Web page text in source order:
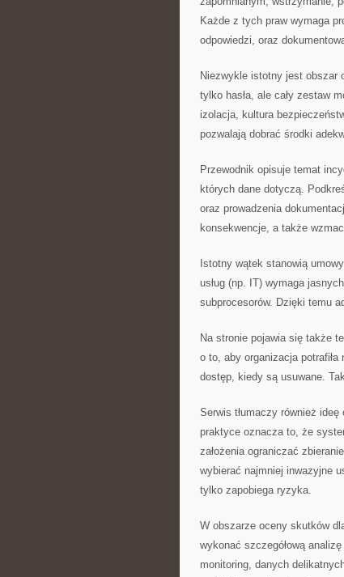
Każde z tych praw wymaga
odpowiedzi, oraz
Niezwykle istotny jest obszar
tylko hasła, ale cały zestaw
izolacja, kultura
pozwalają dobrać środki
Przewodnik opisuje temat
których dane dotyczą.
oraz prowadzenia
konsekwencje, a także
Istotny wątek stanowią
usług (np. IT) wymaga
subprocesorów. Dzięki temu
Na stronie pojawia się także
o to, aby organizacja
dostęp, kiedy są usuwane.
Serwis tłumaczy również
praktyce oznacza to, że
założenia ograniczać
wybierać najmniej inwazyjne
tylko zapobiega ryzyka.
W obszarze oceny skutków
wykonać szczegółową
monitoring, danych